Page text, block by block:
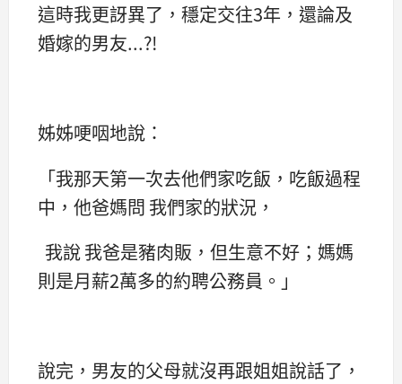
這時我更訝異了，穩定交往3年，還論及
婚嫁的男友...?!
姊姊哽咽地說：
「我那天第一次去他們家吃飯，吃飯過程
中，他爸媽問 我們家的狀況，
我說 我爸是豬肉販，但生意不好；媽媽
則是月薪2萬多的約聘公務員。」
說完，男友的父母就沒再跟姐姐說話了，